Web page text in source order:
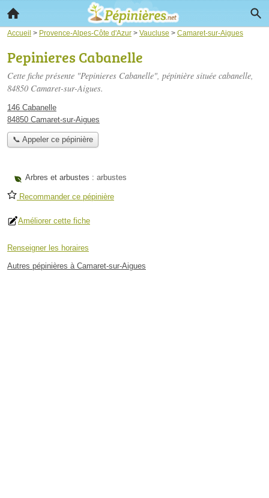
Accueil > Provence-Alpes-Côte d'Azur > Vaucluse > Camaret-sur-Aigues
Pepinieres Cabanelle
Cette fiche présente "Pepinieres Cabanelle", pépinière située cabanelle,
84850 Camaret-sur-Aigues.
146 Cabanelle
84850 Camaret-sur-Aigues
📞 Appeler ce pépinière
Arbres et arbustes : arbustes
Recommander ce pépinière
Améliorer cette fiche
Renseigner les horaires
Autres pépinières à Camaret-sur-Aigues